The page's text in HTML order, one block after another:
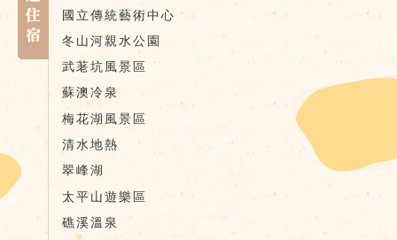
國立傳統藝術中心
冬山河親水公園
武荖坑風景區
蘇澳冷泉
梅花湖風景區
清水地熱
翠峰湖
太平山遊樂區
礁溪溫泉